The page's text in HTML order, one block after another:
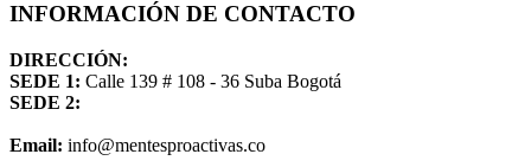
INFORMACIÓN DE CONTACTO
DIRECCIÓN:
SEDE 1: Calle 139 # 108 - 36 Suba Bogotá
SEDE 2:
Email: info@mentesproactivas.co